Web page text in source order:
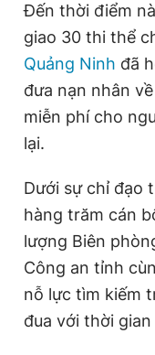
Đến thời điểm
giao 30 thi thể
Quảng Ninh đã
đưa nạn nhân
miễn phí cho
lại.
Dưới sự chỉ đạo
hàng trăm cán
lượng Biên
Công an tỉnh
nỗ lực tìm kiếm
đua với thời